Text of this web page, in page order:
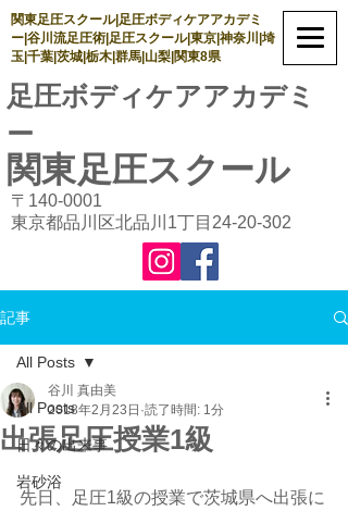
関東足圧スクール|足圧ボディケアアカデミ
ー|谷川流足圧術|足圧スクール|東京|神奈川|埼
玉|千葉|茨城|栃木|群馬|山梨|関東8県
足圧ボディケアアカデミ
ー
関東足圧スクール
〒140-0001
東京都品川区北品川1丁目24-20-302
記事
All Posts
日々の出来事
岩砂浴
All Posts
出張足圧授業1級
谷川 真由美
2018年2月23日 読了時間: 1分
先日、足圧1級の授業で茨城県へ出張に